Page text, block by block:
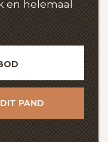
en helemaal
PAND